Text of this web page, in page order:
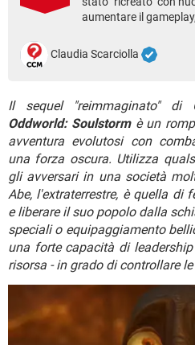
TIKTOK
aumentare il
Claudia Scarciolla
Il sequel "reimmaginato" di
Oddworld: Soulstormè un
avventura evolutosi con
una forza oscura. Utilizza
gli avversari in una società
Abe, l'extraterrestre, è quella di
e liberare il suo popolo dalla
speciali o equipaggiamento
una forte capacità di
risorsa - in grado di controllare